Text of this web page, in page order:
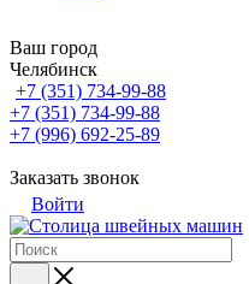
Ваш город
Челябинск
+7 (351) 734-99-88
+7 (351) 734-99-88
+7 (996) 692-25-89
Заказать звонок
Войти